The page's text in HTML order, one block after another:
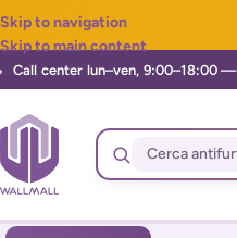
Skip to navigation
Skip to main content